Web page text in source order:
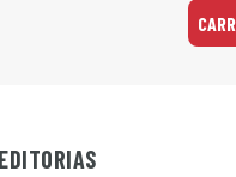
EDITORIAS